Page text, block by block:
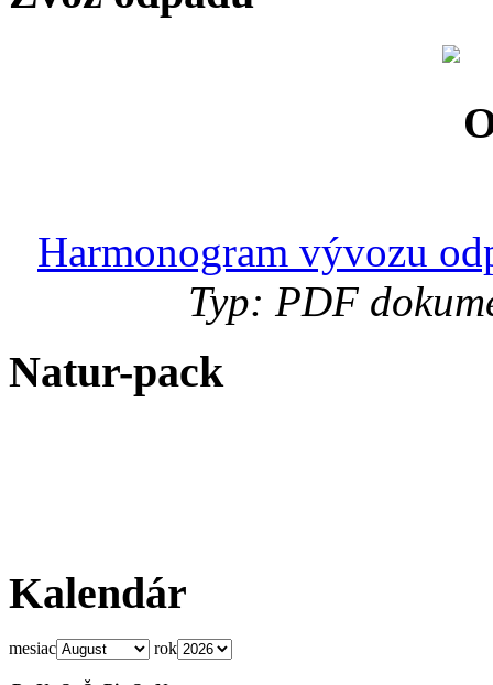
Harmonogram vývozu
Typ: PDF
Natur-pack
Kalendár
mesiac rok